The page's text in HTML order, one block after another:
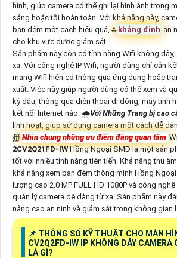
hình, giúp camera có thể ghi lại hình ảnh trong
sáng hoặc tối hoàn toàn. Với khả năng này,
ban đêm một cách hiệu quả, ⁂ khẳng định an
cho khu vực được giám sát.
Sản phẩm này còn có tính năng Wifi không
xa. Với công nghệ IP Wifi, người dùng chỉ cần
mạng Wifi hiện có thông qua ứng dụng hoặc
xuất. Việc này giúp người dùng có thể xem và
kỳ đâu, thông qua điện thoại di động, máy tính
kết nối Internet nào. 🌧️Với Những Trang bị cao
linh hoạt, giúp sử dụng camera một cách dễ
∰ Nhìn chung những ưu điểm đáng quan tâm
2CV2Q21FD-IWHồng Ngoại SMD là một sản
tốt với nhiều tính năng tiên tiến. Khả năng thu
khả năng xem ban đêm thông minh Hồng
lượng cao 2.0 MP FULL HD 1080P và công
quản lý camera dễ dàng từ xa. Sản phẩm này
nâng cao an ninh và giám sát trong không gian
📌 THÔNG SỐ KỸ THUẬT CHO MÀN
CV2Q2FD-IW IP KHÔNG DÂY CAMERA
LÀ GÌ?